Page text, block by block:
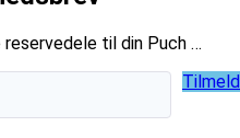
til din Puch …
Tilmeld